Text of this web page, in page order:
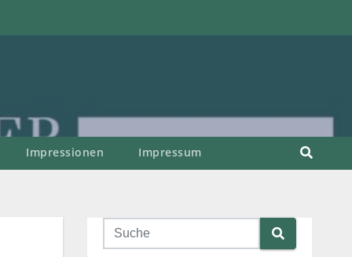
Impressionen Impressum